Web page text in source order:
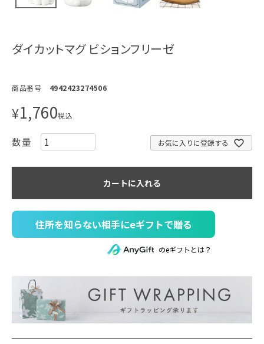
ダイカットマグ ビションフリーゼ
商品番号 4942423274506
¥1,760税込
お気に入りに登録する
カートに入れる
住所を知らない相手にeギフトで贈る
のeギフトとは？